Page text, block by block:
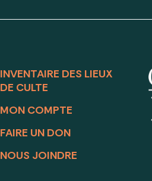
INVENTAIRE DES LIEUX
DE CULTE
MON COMPTE
FAIRE UN DON
NOUS JOINDRE